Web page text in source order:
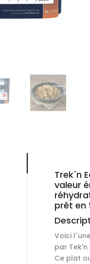
Trek´n
valeur
prêt en
Voici
par
Ce plat